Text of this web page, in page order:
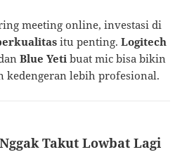
meeting online, investasi di
itu penting.Logitech
Blue Yeti buat mic bisa bikin
kedengeran lebih profesional.
Takut Lowbat Lagi